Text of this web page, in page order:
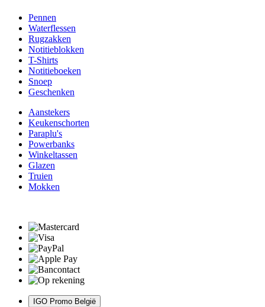
Pennen
Waterflessen
Rugzakken
Notitieblokken
T-Shirts
Notitieboeken
Snoep
Geschenken
Aanstekers
Keukenschorten
Paraplu's
Powerbanks
Winkeltassen
Glazen
Truien
Mokken
IGO Promo België